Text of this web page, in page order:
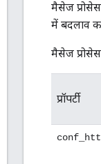
मैसेज
में बदलाव
मैसेज
प्रॉपर्टी